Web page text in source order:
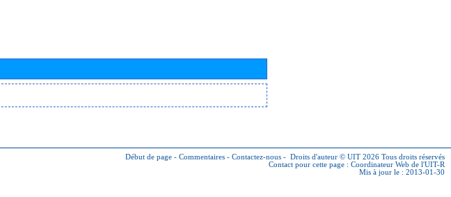
Début de page - Commentaires - Contactez-nous - Droits d'auteur © UIT 2026 Tous droits réservés
Contact pour cette page : Coordinateur Web de l'UIT-R
Mis à jour le : 2013-01-30